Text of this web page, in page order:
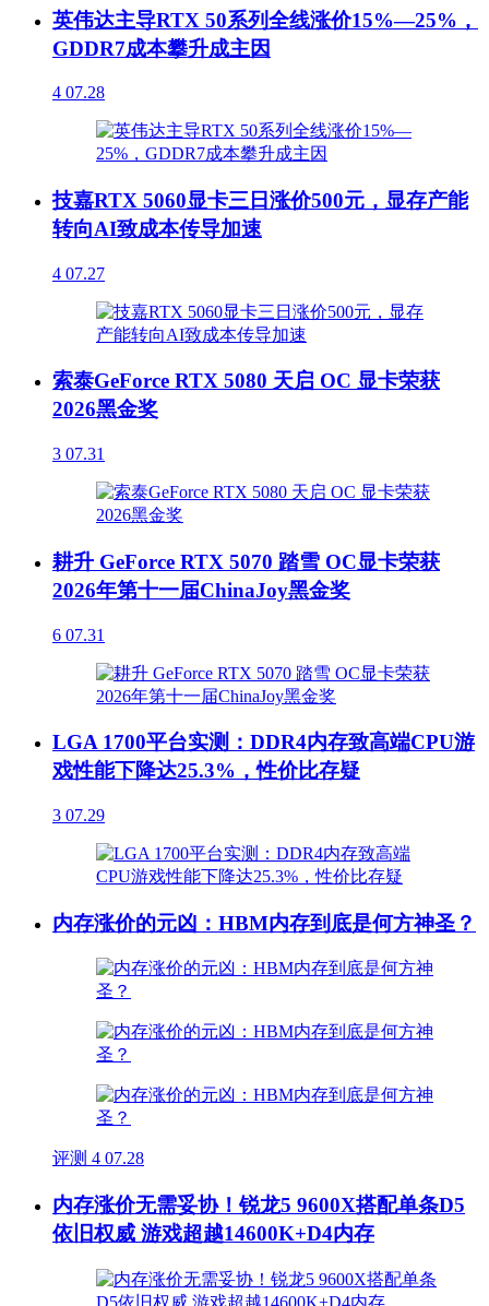
英伟达主导RTX 50系列全线涨价15%—25%，
GDDR7成本攀升成主因
4 07.28
技嘉RTX 5060显卡三日涨价500元，显存产能
转向AI致成本传导加速
4 07.27
索泰GeForce RTX 5080 天启 OC 显卡荣获
2026黑金奖
3 07.31
耕升 GeForce RTX 5070 踏雪 OC显卡荣获
2026年第十一届ChinaJoy黑金奖
6 07.31
LGA 1700平台实测：DDR4内存致高端CPU游
戏性能下降达25.3%，性价比存疑
3 07.29
内存涨价的元凶：HBM内存到底是何方神圣？
评测 4 07.28
内存涨价无需妥协！锐龙5 9600X搭配单条D5
依旧权威 游戏超越14600K+D4内存